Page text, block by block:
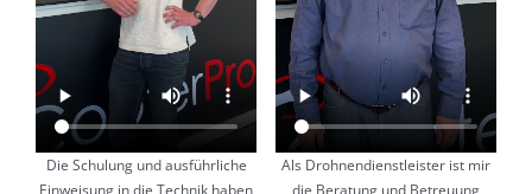
Die Schulung und ausführliche
Einweisung in die Technik haben
Als Drohnendienstleister ist mir
die Beratung und Betreuung